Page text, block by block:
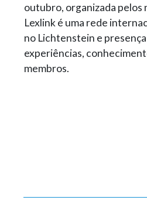
outubro, organizada pelos
Lexlink é uma rede
no Lichtenstein e
experiências,
membros.